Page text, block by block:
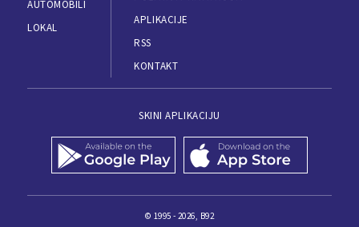
AUTOMOBILI
LOKAL
APLIKACIJE
RSS
KONTAKT
SKINI APLIKACIJU
© 1995 - 2026, B92